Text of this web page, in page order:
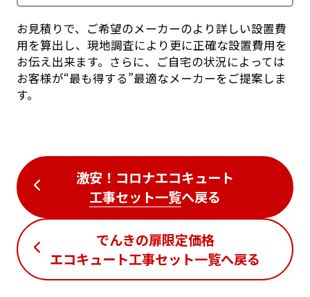
お見積りで、ご希望のメーカーのより詳しい設置費
用を算出し、現地調査により更に正確な設置費用を
お伝え出来ます。さらに、ご自宅の状況によっては
お客様が“最も得する”最適なメーカーをご提案しま
す。
激安！コロナエコキュート
工事セット一覧へ戻る
でんきの扉限定価格
エコキュート工事セット一覧へ戻る